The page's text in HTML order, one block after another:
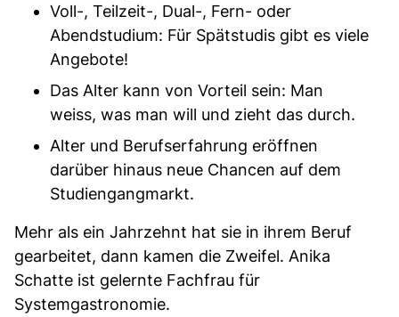
Voll-, Teilzeit-, Dual-, Fern- oder
Abendstudium: Für Spätstudis gibt es viele
Angebote!
Das Alter kann von Vorteil sein: Man
weiss, was man will und zieht das durch.
Alter und Berufserfahrung eröffnen
darüber hinaus neue Chancen auf dem
Studiengangmarkt.
Mehr als ein Jahrzehnt hat sie in ihrem Beruf
gearbeitet, dann kamen die Zweifel. Anika
Schatte ist gelernte Fachfrau für
Systemgastronomie.